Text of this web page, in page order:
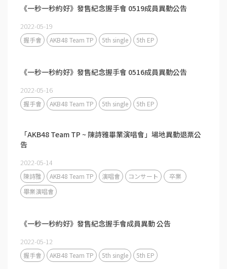
《一秒一秒約好》發售紀念握手會 0519成員異動公告
2022-05-19
握手會 AKB48 Team TP 5th single 5th EP
《一秒一秒約好》發售紀念握手會 0516成員異動公告
2022-05-16
握手會 AKB48 Team TP 5th single 5th EP
「AKB48 Team TP ~ 陳詩雅畢業演唱會」場地異動退票公
告
2022-05-14
陳詩雅 AKB48 Team TP 演唱會 コンサート
卒業
畢業演唱會
《一秒一秒約好》發售紀念握手會成員異動 公告
2022-05-12
握手會 AKB48 Team TP 5th single 5th EP